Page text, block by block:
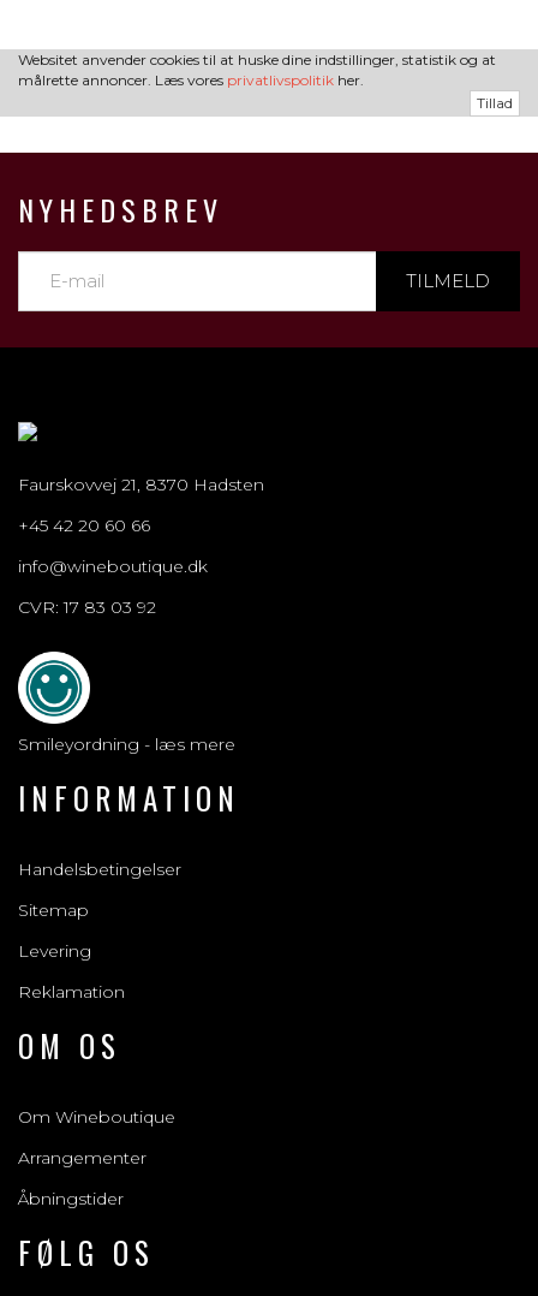
Websitet anvender cookies til at huske dine indstillinger, statistik og at
målrette annoncer. Læs vores privatlivspolitik her.
Tillad
NYHEDSBREV
TILMELD
Faurskovvej 21, 8370 Hadsten
+45 42 20 60 66
info@wineboutique.dk
CVR: 17 83 03 92
Smileyordning - læs mere
INFORMATION
Handelsbetingelser
Sitemap
Levering
Reklamation
OM OS
Om Wineboutique
Arrangementer
Åbningstider
FØLG OS